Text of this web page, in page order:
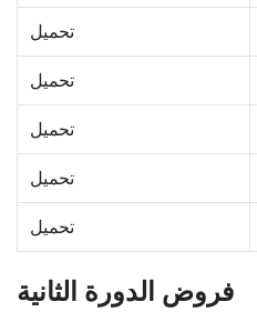
تحميل
تحميل
تحميل
تحميل
تحميل
فروض الدورة الثانية